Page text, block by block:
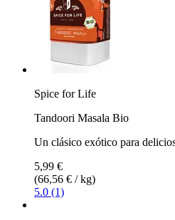
Spice for Life
Tandoori Masala Bio
Un clásico exótico para
5,99 €
(66,56 € / kg)
5.0 (1)